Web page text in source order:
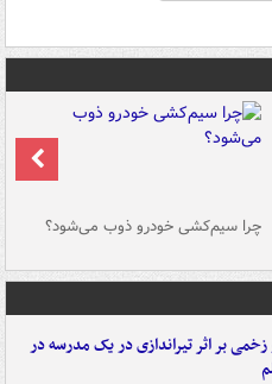
چرا سیم‌کشی خودرو ذوب می‌شود؟
و زخمی بر اثر تیراندازی در یک مدرسه در